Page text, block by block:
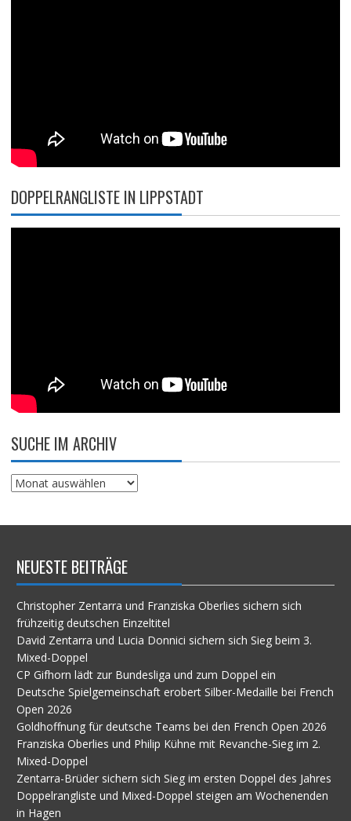
DOPPELRANGLISTE IN LIPPSTADT
SUCHE IM ARCHIV
Suche
NEUESTE BEITRÄGE
Christopher Zentarra und Franziska Oberlies sichern sich
frühzeitig deutschen Einzeltitel
David Zentarra und Lucia Donnici sichern sich Sieg beim 3.
Mixed-Doppel
CP Gifhorn lädt zur Bundesliga und zum Doppel ein
Deutsche Spielgemeinschaft erobert Silber-Medaille bei French
Open 2026
Goldhoffnung für deutsche Teams bei den French Open 2026
Franziska Oberlies und Philip Kühne mit Revanche-Sieg im 2.
Mixed-Doppel
Zentarra-Brüder sichern sich Sieg im ersten Doppel des Jahres
Doppelrangliste und Mixed-Doppel steigen am Wochenenden
in Hagen